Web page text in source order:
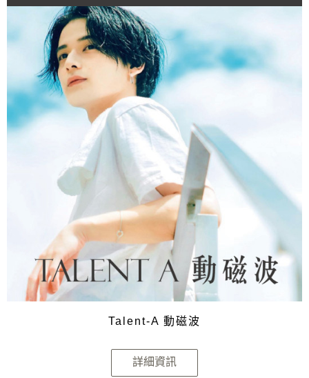
Talent-A 動磁波
詳細資訊